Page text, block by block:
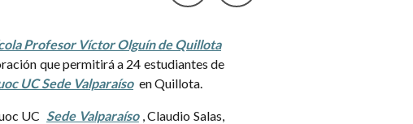
Profesor Víctor Olguín de Quillota
que permitirá a 24 estudiantes de
UC Sede Valparaíso en Quillota.
UC Sede Valparaíso , Claudio Salas,